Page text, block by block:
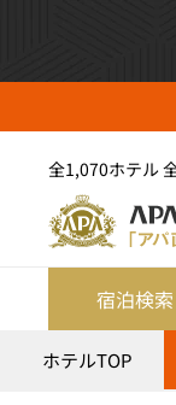
全1,070ホテル
宿泊検索
ホテルTOP